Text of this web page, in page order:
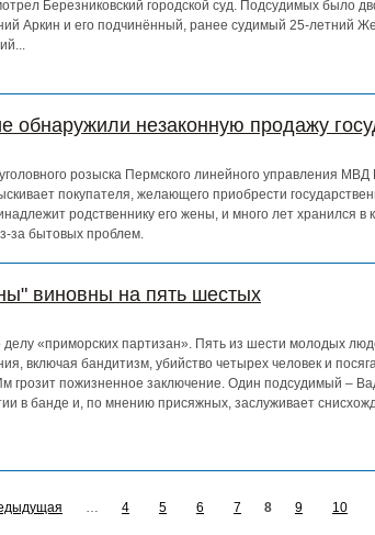
Березниковский городской суд. Подсудимых было
Аркин и его подчинённый, ранее судимый 25-летний
обнаружили незаконную продажу
розыска Пермского линейного управления
покупателя, желающего приобрести
родственнику его жены, и много лет хранился в
за бытовых проблем.
виновны на пять шестых
«приморских партизан». Пять из шести молодых
включая бандитизм, убийство четырех человек и
грозит пожизненное заключение. Один подсудимый –
в банде и, по мнению присяжных, заслуживает
… 4 5 6 7 8 9 10